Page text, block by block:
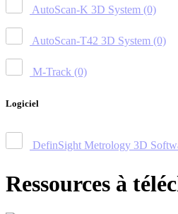
AutoScan-K 3D System (0)
AutoScan-T42 3D System (0)
M-Track (0)
Logiciel
DefinSight Metrology 3D
Ressources à